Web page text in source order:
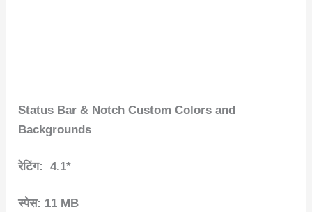
Status Bar & Notch Custom Colors and
Backgrounds
रेटिंग: 4.1*
स्पेस: 11 MB